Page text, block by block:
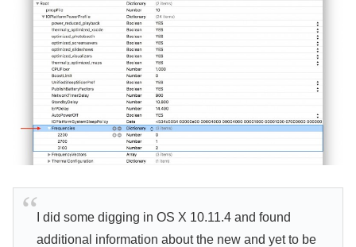
I did some digging in OS X 10.11.4 and found
additional information about the new and yet to be